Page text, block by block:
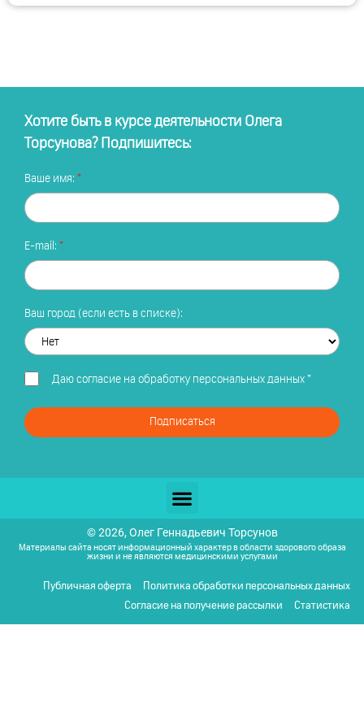
Хотите быть в курсе деятельности Олега
Торсунова? Подпишитесь:
Ваше имя:
E-mail:
Ваш город (если есть в списке):
Даю согласие на обработку персональных данных*
Подписаться
© 2026, Олег Геннадьевич Торсунов
Материалы сайта носят информационный характер в области здорового образа
жизни и не являются медицинскими услугами
Публичная оферта
Политика обработки персональных данных
Согласие на получение рассылки
Статистика